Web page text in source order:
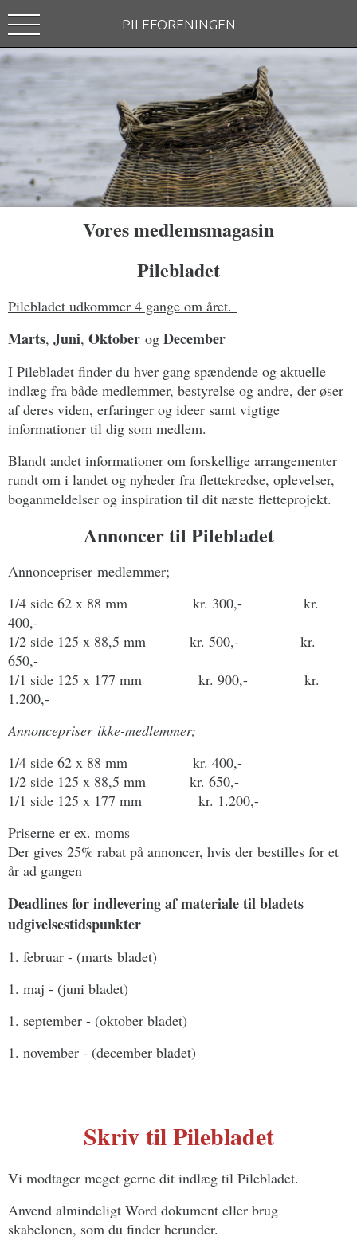
PILEFORENINGEN
Vores medlemsmagasin
Pilebladet
Pilebladet udkommer 4 gange om året.
Marts, Juni, Oktober og December
I Pilebladet finder du hver gang spændende og aktuelle
indlæg fra både medlemmer, bestyrelse og andre, der øser
af deres viden, erfaringer og ideer samt vigtige
informationer til dig som medlem.
Blandt andet informationer om forskellige arrangementer
rundt om i landet og nyheder fra flettekredse, oplevelser,
boganmeldelser og inspiration til dit næste fletteprojekt.
Annoncer til Pilebladet
Annoncepriser medlemmer;
1/4 side 62 x 88 mm kr. 300,- kr.
400,-
1/2 side 125 x 88,5 mm kr. 500,- kr.
650,-
1/1 side 125 x 177 mm kr. 900,- kr.
1.200,-
Annoncepriserikke-medlemmer;
1/4 side 62 x 88 mm kr. 400,-
1/2 side 125 x 88,5 mm kr. 650,-
1/1 side 125 x 177 mm kr. 1.200,-
Priserne er ex. moms
Der gives 25% rabat på annoncer, hvis der bestilles for et
år ad gangen
Deadlines for indlevering af materiale til bladets
udgivelsestidspunkter
1. februar - (marts bladet)
1. maj - (juni bladet)
1. september - (oktober bladet)
1. november - (december bladet)
Skriv til Pilebladet
Vi modtager meget gerne dit indlæg til Pilebladet.
Anvend almindeligt Word dokument eller brug
skabelonen, som du finder herunder.